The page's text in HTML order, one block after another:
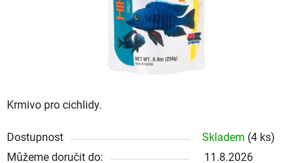
Krmivo pro cichlidy.
Dostupnost Skladem (4 ks)
Můžeme doručit do:
11.8.2026